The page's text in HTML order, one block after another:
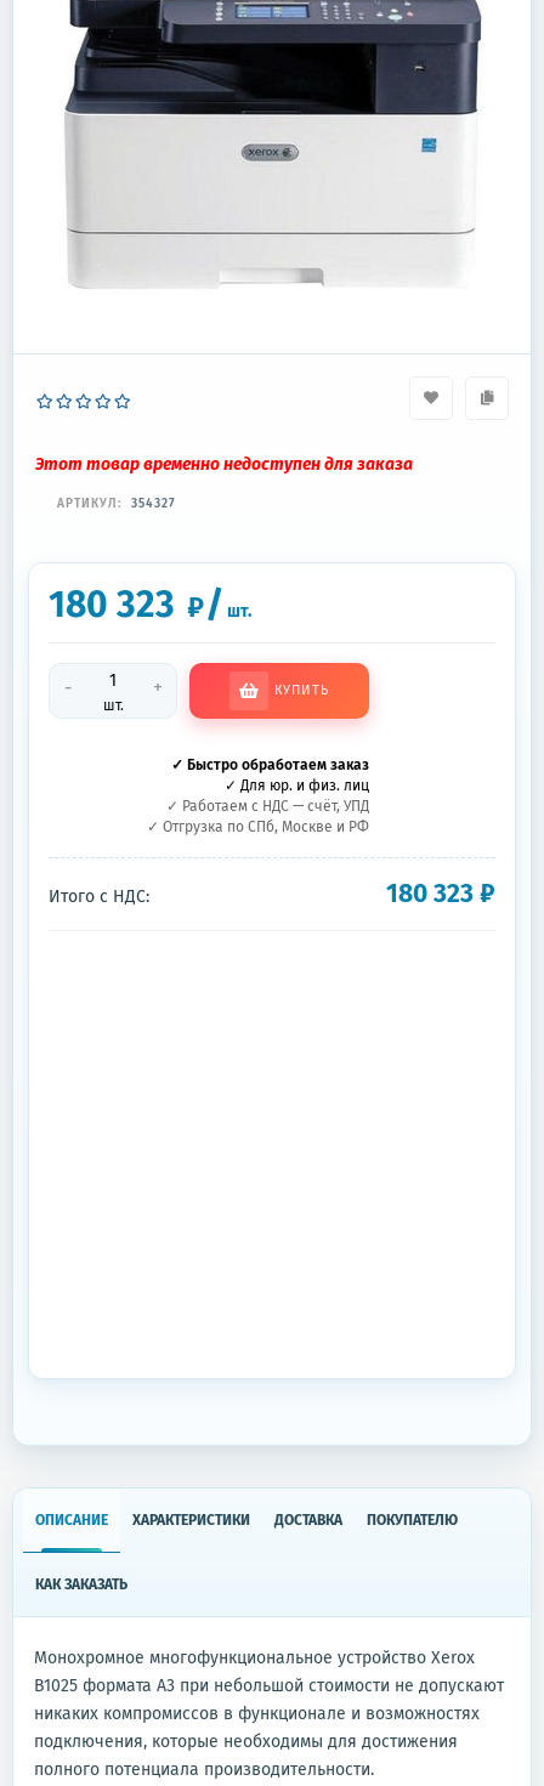
Этот товар временно недоступен для заказа
АРТИКУЛ: 354327
180 323 ₽/ шт.
-
шт.
+ КУПИТЬ
✓ Быстро обработаем заказ
✓ Для юр. и физ. лиц
✓ Работаем с НДС — счёт, УПД
✓ Отгрузка по СПб, Москве и РФ
Итого с НДС: 180 323₽
ОПИСАНИЕ ХАРАКТЕРИСТИКИ ДОСТАВКА ПОКУПАТЕЛЮ
КАК ЗАКАЗАТЬ
Монохромное многофункциональное устройство Xerox
B1025 формата А3 при небольшой стоимости не допускают
никаких компромиссов в функционале и возможностях
подключения, которые необходимы для достижения
полного потенциала производительности.